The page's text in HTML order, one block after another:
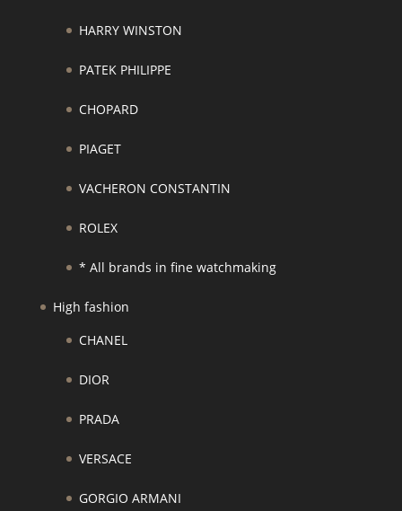
HARRY WINSTON
PATEK PHILIPPE
CHOPARD
PIAGET
VACHERON CONSTANTIN
ROLEX
* All brands in fine watchmaking
High fashion
CHANEL
DIOR
PRADA
VERSACE
GORGIO ARMANI